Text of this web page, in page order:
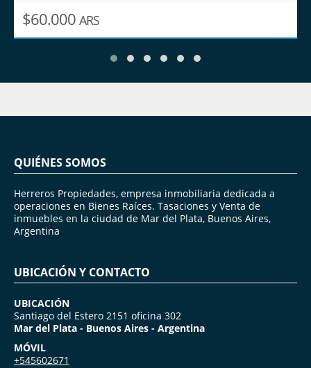
$60.000 ARS
QUIÉNES SOMOS
Herreros Propiedades, empresa inmobiliaria dedicada a
operaciones en Bienes Raíces. Tasaciones y Venta de
inmuebles en la ciudad de Mar del Plata, Buenos Aires,
Argentina
UBICACIÓN Y CONTACTO
UBICACIÓN
Santiago del Estero 2151 oficina 302
Mar del Plata - Buenos Aires - Argentina
MÓVIL
+545602671